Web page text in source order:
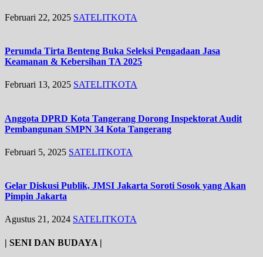
Februari 22, 2025 SATELITKOTA
Perumda Tirta Benteng Buka Seleksi Pengadaan Jasa
Keamanan & Kebersihan TA 2025
Februari 13, 2025 SATELITKOTA
Anggota DPRD Kota Tangerang Dorong Inspektorat Audit
Pembangunan SMPN 34 Kota Tangerang
Februari 5, 2025 SATELITKOTA
Gelar Diskusi Publik, JMSI Jakarta Soroti Sosok yang Akan
Pimpin Jakarta
Agustus 21, 2024 SATELITKOTA
| SENI DAN BUDAYA |